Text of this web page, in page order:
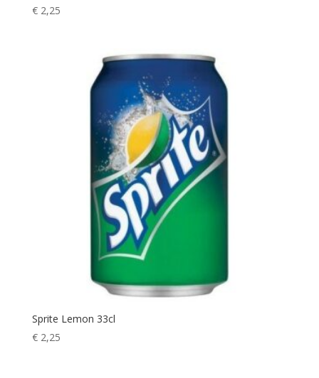
€2,25
Sprite Lemon 33cl
€2,25